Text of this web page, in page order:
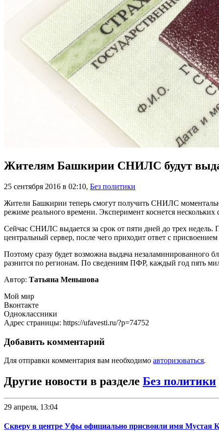
Жителям Башкирии СНИЛС будут
25 сентября 2016 в 02:10, Без политики
Жители Башкирии теперь смогут получить СНИЛС
режиме реального времени. Эксперимент коснется
Сейчас СНИЛС выдается за срок от пяти дней до трех
центральный сервер, после чего приходит ответ с
Поэтому сразу будет возможна выдача
разнится по регионам. По сведениям ПФР, каждый год пять
Автор: Татьяна Меньшова
Мой мир
Вконтакте
Одноклассники
Адрес страницы: https://ufavesti.ru/?p=74752
Добавить комментарий
Для отправки комментария вам необходимо авторизоваться.
Другие новости в разделе Без политики
29 апреля, 13:04
Скверу в центре Уфы официально присвоили имя Мустая